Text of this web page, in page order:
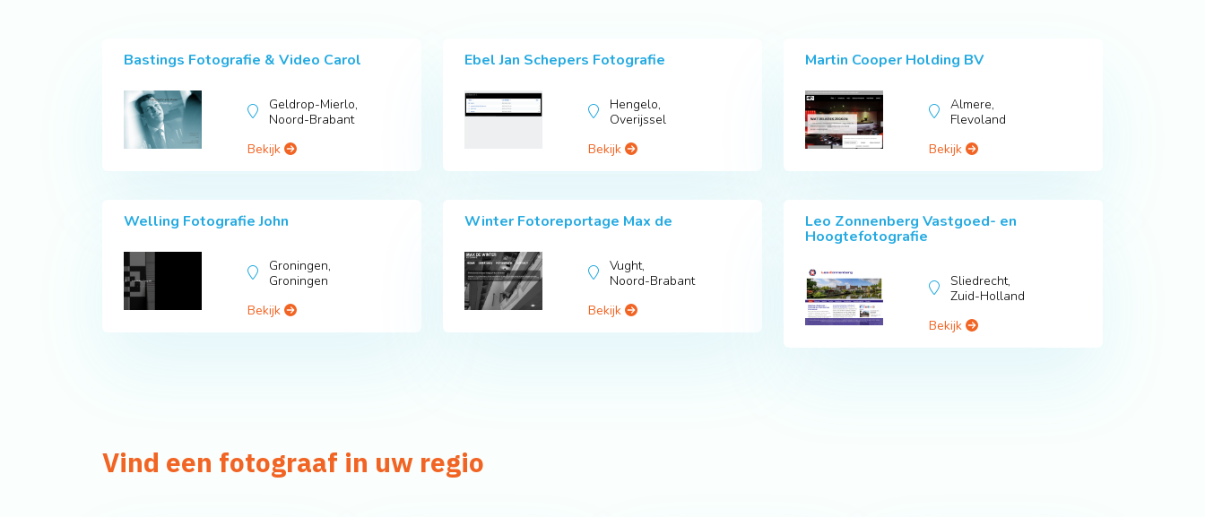
Bastings Fotografie & Video Carol
Geldrop-Mierlo,
Noord-Brabant
Bekijk
Ebel Jan Schepers Fotografie
Hengelo,
Overijssel
Bekijk
Martin Cooper Holding BV
Almere,
Flevoland
Bekijk
Welling Fotografie John
Groningen,
Groningen
Bekijk
Winter Fotoreportage Max de
Vught,
Noord-Brabant
Bekijk
Leo Zonnenberg Vastgoed- en
Hoogtefotografie
Sliedrecht,
Zuid-Holland
Bekijk
Vind een fotograaf in uw regio